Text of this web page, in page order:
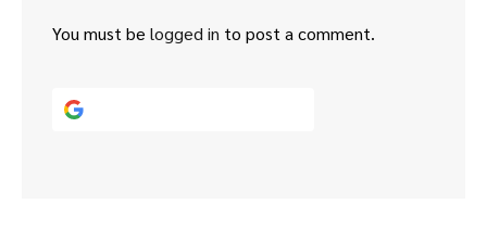
You must be logged in to post a comment.